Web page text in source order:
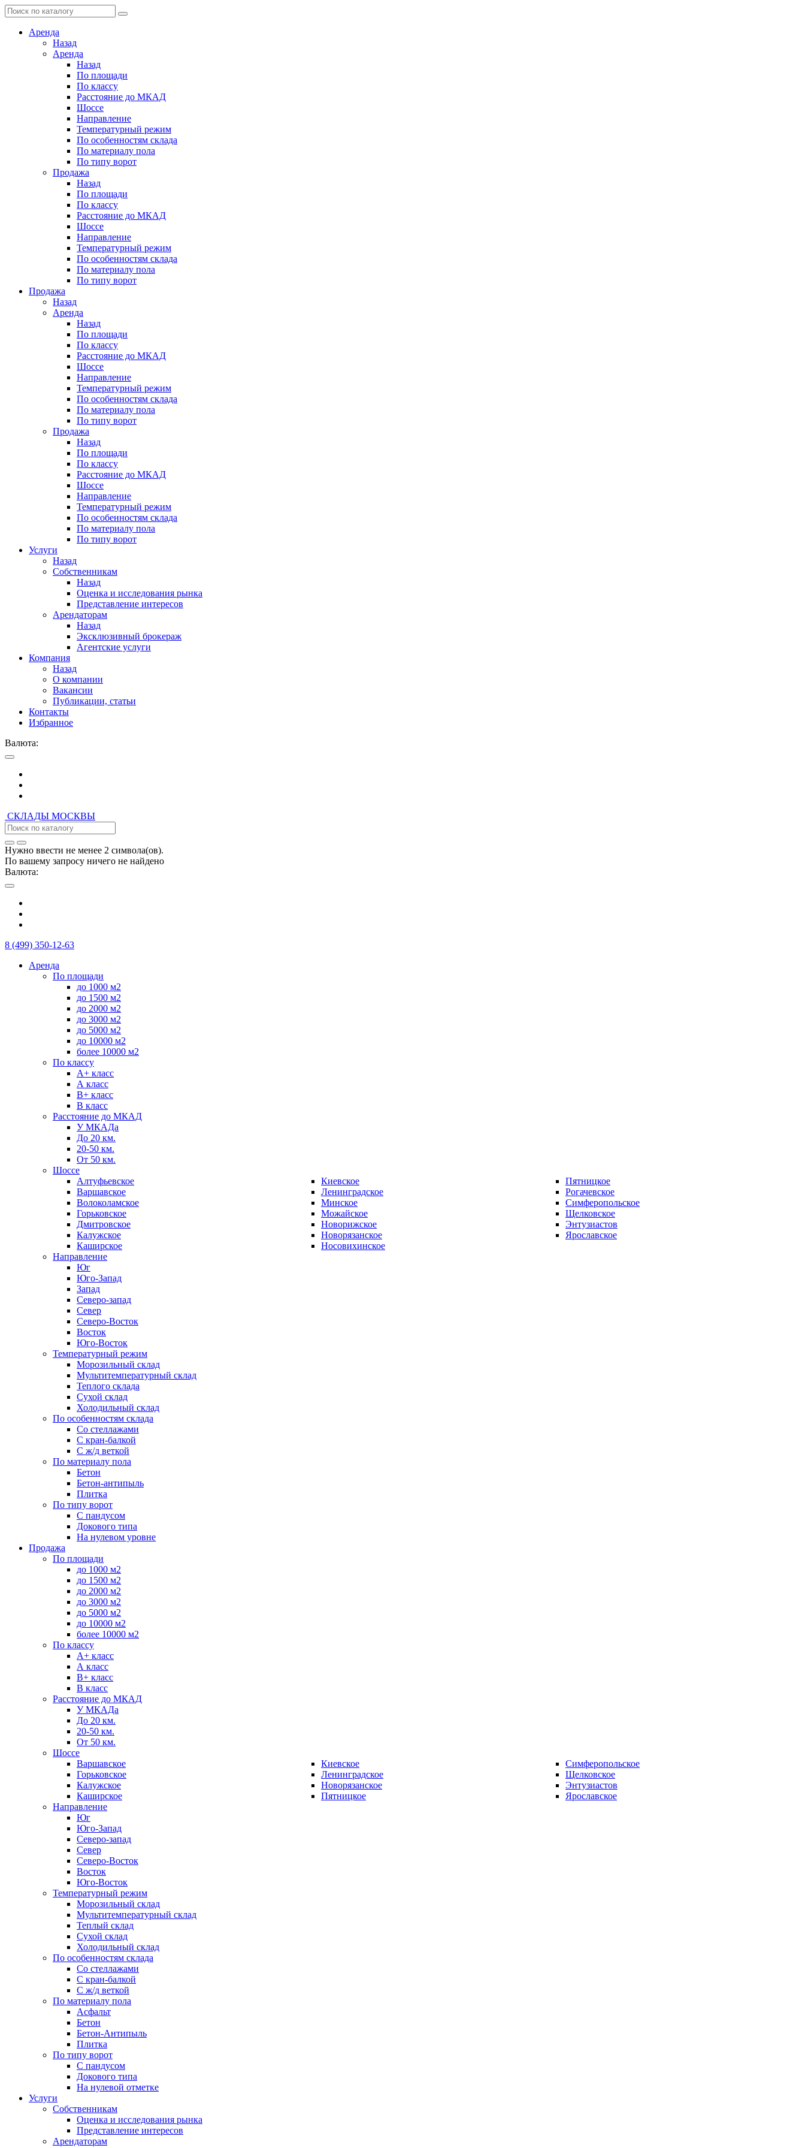
Аренда
Назад
Аренда
Назад
По площади
По классу
Расстояние до МКАД
Шоссе
Направление
Температурный режим
По особенностям склада
По материалу пола
По типу ворот
Продажа
Назад
По площади
По классу
Расстояние до МКАД
Шоссе
Направление
Температурный режим
По особенностям склада
По материалу пола
По типу ворот
Продажа
Назад
Аренда
Назад
По площади
По классу
Расстояние до МКАД
Шоссе
Направление
Температурный режим
По особенностям склада
По материалу пола
По типу ворот
Продажа
Назад
По площади
По классу
Расстояние до МКАД
Шоссе
Направление
Температурный режим
По особенностям склада
По материалу пола
По типу ворот
Услуги
Назад
Собственникам
Назад
Оценка и исследования рынка
Представление интересов
Арендаторам
Назад
Эксклюзивный брокераж
Агентские услуги
Компания
Назад
О компании
Вакансии
Публикации, статьи
Контакты
Избранное
Валюта:
СКЛАДЫ МОСКВЫ
Нужно ввести не менее 2 символа(ов).
По вашему запросу ничего не найдено
Валюта:
8 (499) 350-12-63
Аренда
По площади
до 1000 м2
до 1500 м2
до 2000 м2
до 3000 м2
до 5000 м2
до 10000 м2
более 10000 м2
По классу
А+ класс
А класс
B+ класс
В класс
Расстояние до МКАД
У МКАДа
До 20 км.
20-50 км.
От 50 км.
Шоссе
Алтуфьевское
Варшавское
Волоколамское
Горьковское
Дмитровское
Калужское
Каширское
Киевское
Ленинградское
Минское
Можайское
Новорижское
Новорязанское
Носовихинское
Пятницкое
Рогачевское
Симферопольское
Щелковское
Энтузиастов
Ярославское
Направление
Юг
Юго-Запад
Запад
Северо-запад
Север
Северо-Восток
Восток
Юго-Восток
Температурный режим
Морозильный склад
Мультитемпературный склад
Теплого склада
Сухой склад
Холодильный склад
По особенностям склада
Со стеллажами
С кран-балкой
С ж/д веткой
По материалу пола
Бетон
Бетон-антипыль
Плитка
По типу ворот
С пандусом
Докового типа
На нулевом уровне
Продажа
По площади
до 1000 м2
до 1500 м2
до 2000 м2
до 3000 м2
до 5000 м2
до 10000 м2
более 10000 м2
По классу
A+ класс
А класс
В+ класс
B класс
Расстояние до МКАД
У МКАДа
До 20 км.
20-50 км.
От 50 км.
Шоссе
Варшавское
Горьковское
Калужское
Каширское
Киевское
Ленинградское
Новорязанское
Пятницкое
Симферопольское
Щелковское
Энтузиастов
Ярославское
Направление
Юг
Юго-Запад
Северо-запад
Север
Северо-Восток
Восток
Юго-Восток
Температурный режим
Морозильный склад
Мультитемпературный склад
Теплый склад
Сухой склад
Холодильный склад
По особенностям склада
Со стеллажами
С кран-балкой
С ж/д веткой
По материалу пола
Асфальт
Бетон
Бетон-Антипыль
Плитка
По типу ворот
С пандусом
Докового типа
На нулевой отметке
Услуги
Собственникам
Оценка и исследования рынка
Представление интересов
Арендаторам